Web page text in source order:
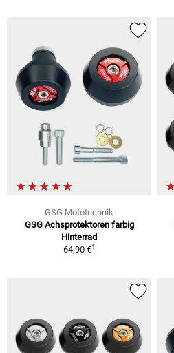
GSG Mototechnik
GSG Achsprotektoren farbig
Hinterrad
64,90 €1